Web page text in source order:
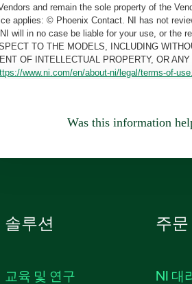
and remain the sole property of the
applies: © Phoenix Contact. NI has not
will in no case be liable for your use, or
TO THE MODELS, INCLUDING
OF INTELLECTUAL PROPERTY, OR
www.ni.com/en/about-ni/legal/terms-of-
Was this information
솔루션
교육 및 연구
주문
NI 대